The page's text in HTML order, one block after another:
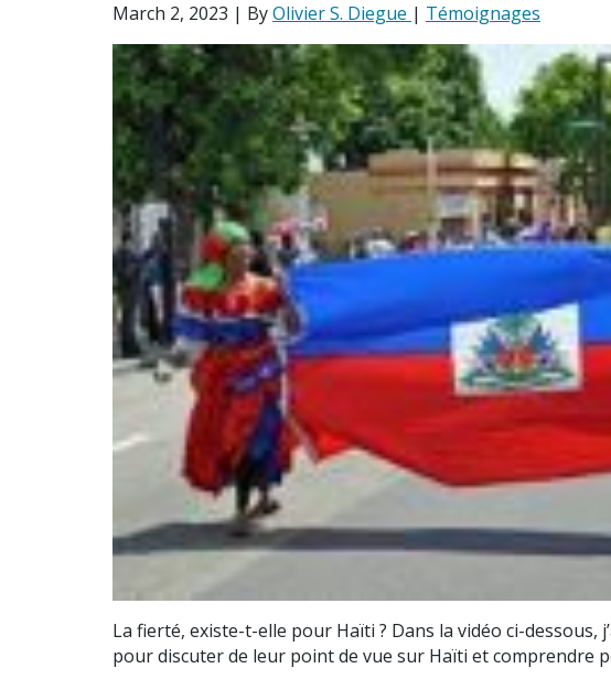
March 2, 2023 | ByOlivier S. Diegue | Témoignages
La fierté, existe-t-elle pour Haïti ? Dans la vidéo ci-dessous,
pour discuter de leur point de vue sur Haïti et comprendre